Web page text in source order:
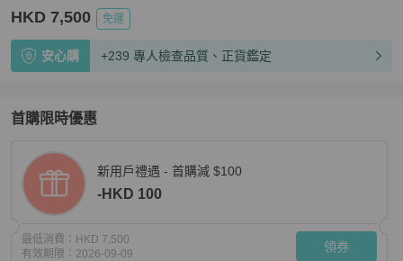
HKD 7,500 免運
安心購 +239 專人檢查品質、正貨鑑定
首購限時優惠
新用戶禮遇 - 首購減 $100
-HKD 100
最低消費： HKD 7,500
有效期限： 2026-09-09 領券